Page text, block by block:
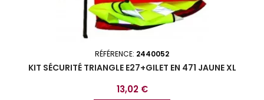
RÉFÉRENCE: 2440052
KIT SÉCURITÉ TRIANGLE E27+GILET EN 471 JAUNE XL
Prix
13,02 €